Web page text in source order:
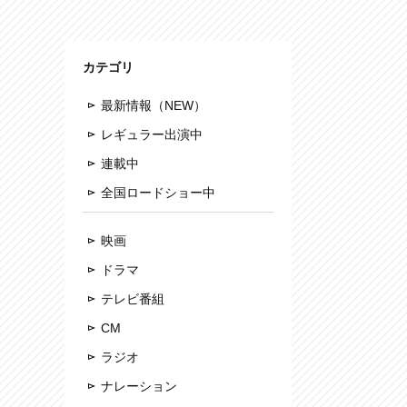
カテゴリ
最新情報（NEW）
レギュラー出演中
連載中
全国ロードショー中
映画
ドラマ
テレビ番組
CM
ラジオ
ナレーション